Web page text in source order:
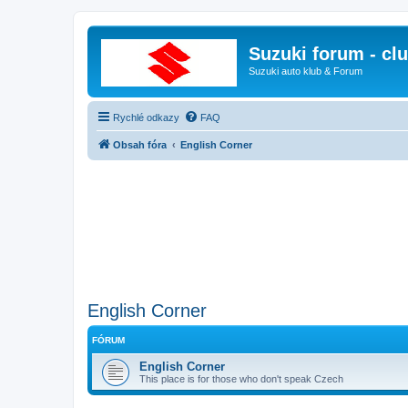
Suzuki forum -
Suzuki auto klub & Forum
Rychlé odkazy FAQ
Obsah fóra English Corner
English Corner
FÓRUM
English Corner
This place is for those who don't speak Czech